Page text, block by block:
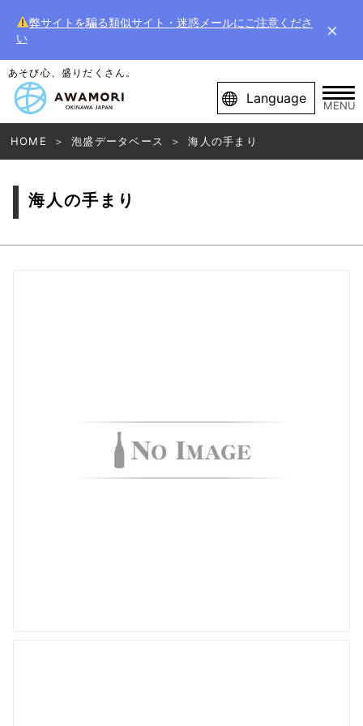
弊サイトを騙る類似サイト・迷惑メールにご注意くださ
い
×
あそび心、盛りだくさん。
Language MENU
HOME 泡盛データベース 海人の手まり
海人の手まり